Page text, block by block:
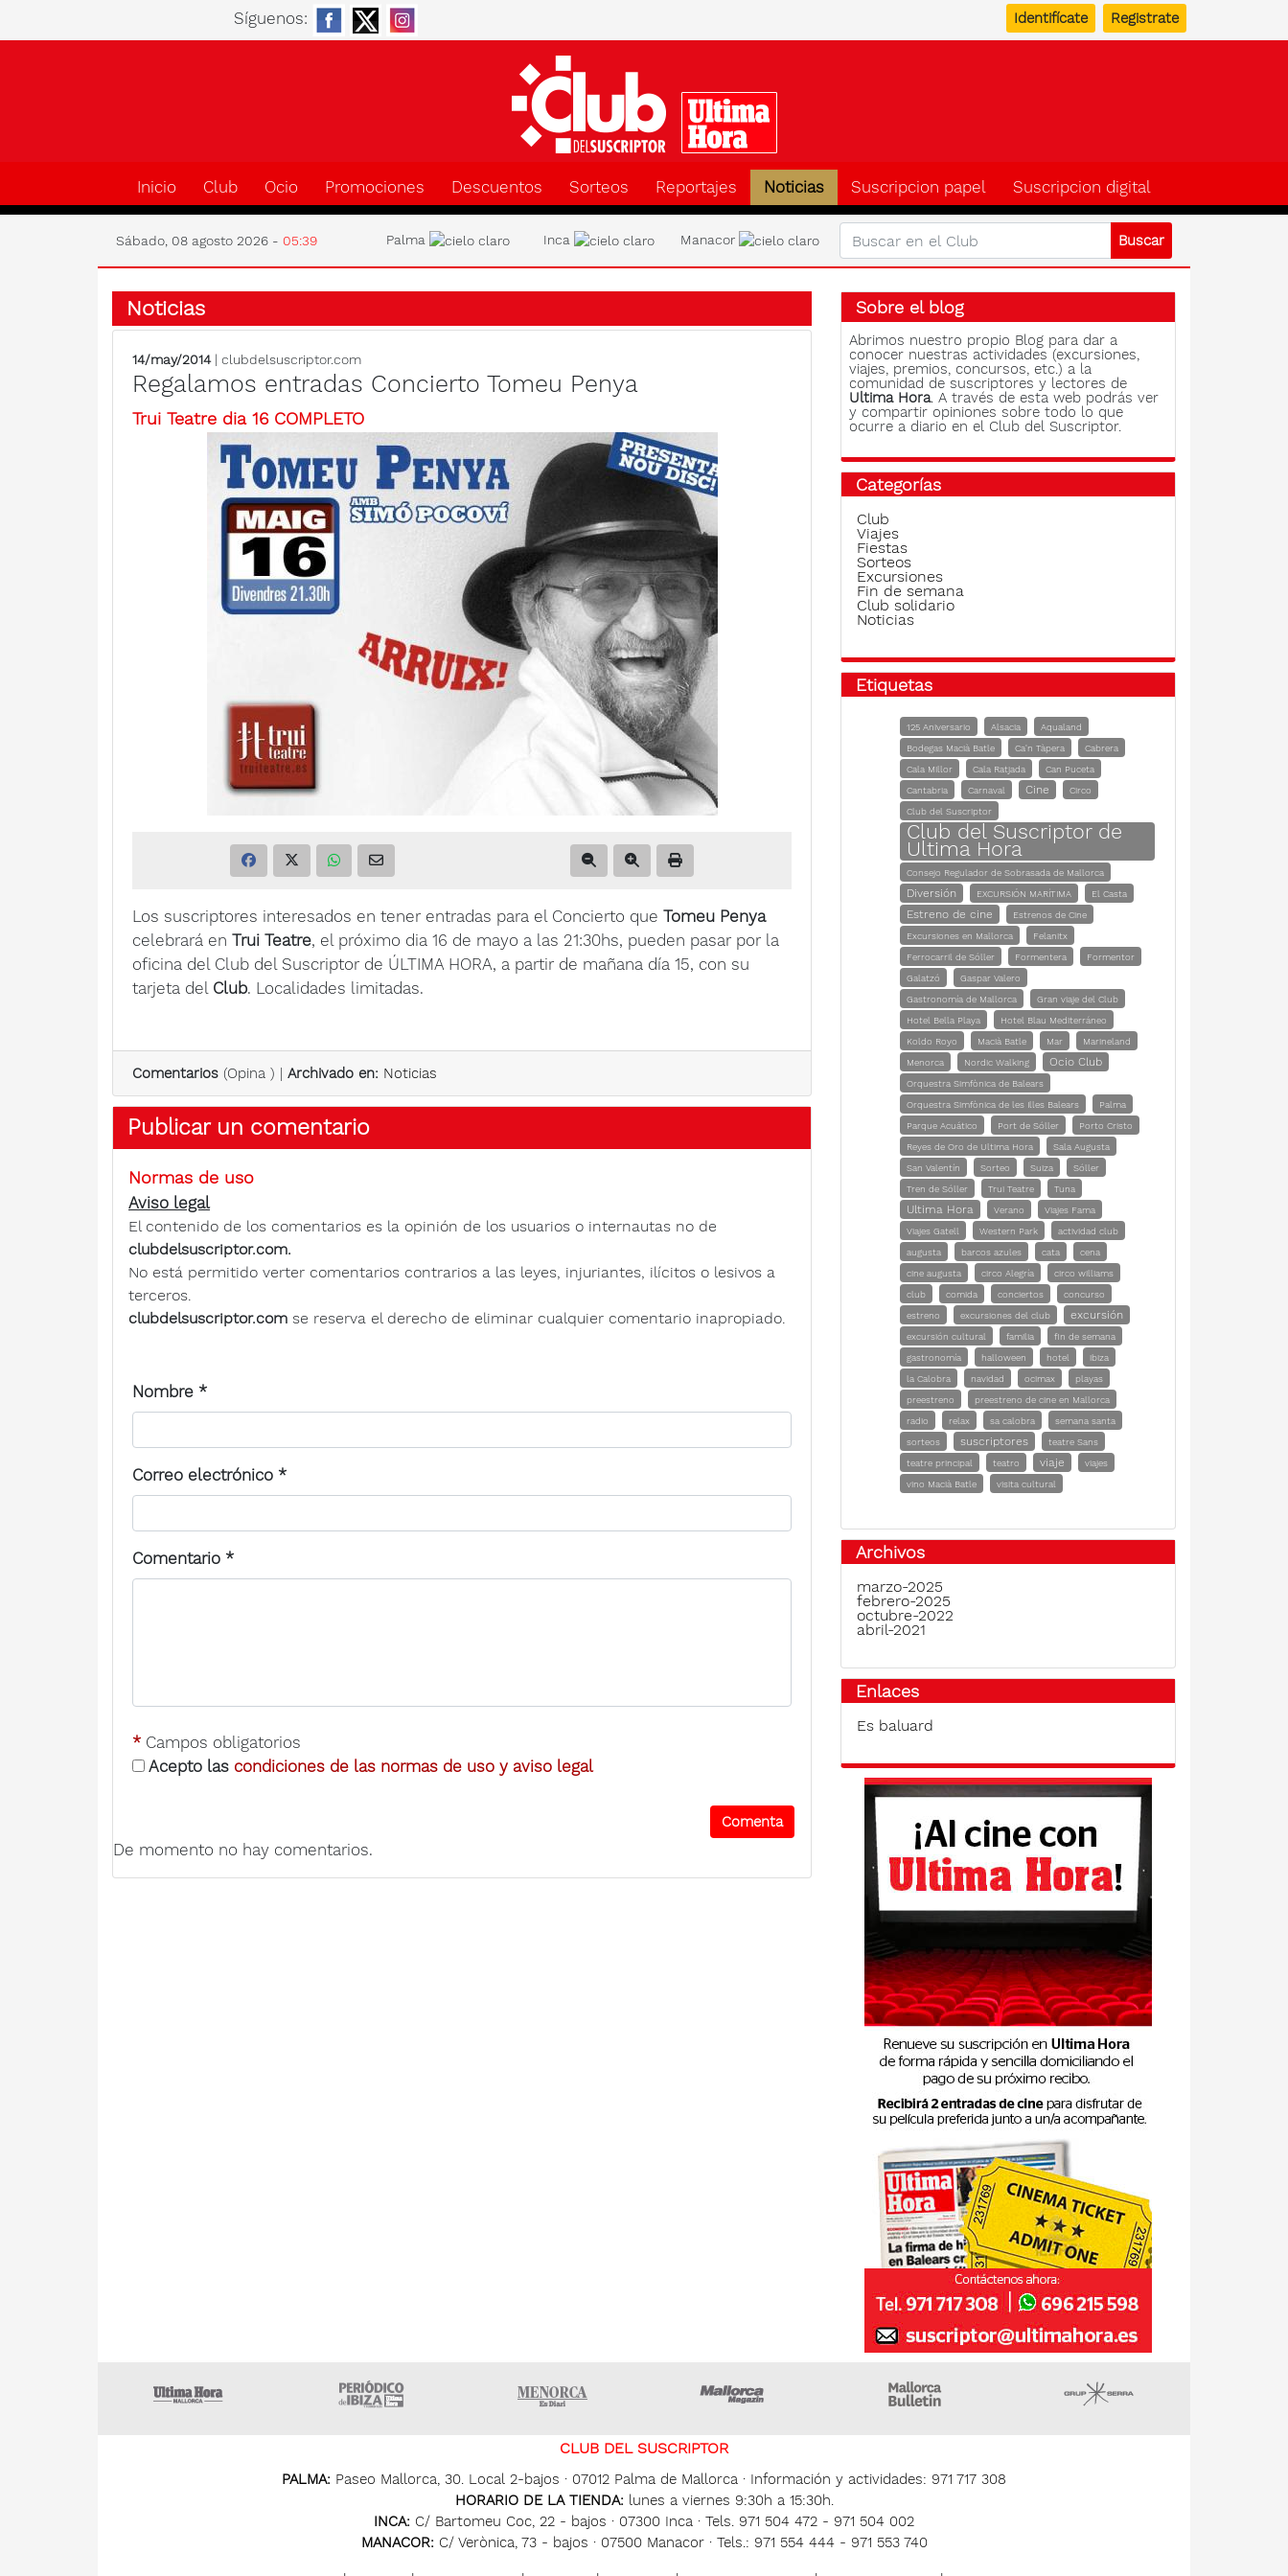
Síguenos: Identifícate Registrate
Inicio Club Ocio Promociones Descuentos Sorteos Reportajes Noticias Suscripcion papel Suscripcion digital
Sábado, 08 agosto 2026 - 05:39 Palma Inca Manacor
Noticias
14/may/2014| clubdelsuscriptor.com
Regalamos entradas Concierto Tomeu Penya
Trui Teatre dia 16 COMPLETO
Los suscriptores interesados en tener entradas para el Concierto que Tomeu Penya
celebrará en Trui Teatre, el próximo dia 16 de mayo a las 21:30hs, pueden pasar por la
oficina del Club del Suscriptor de ÚLTIMA HORA, a partir de mañana día 15, con su
tarjeta del Club. Localidades limitadas.
Comentarios (Opina ) | Archivado en: Noticias
Publicar un comentario
Normas de uso
Aviso legal
El contenido de los comentarios es la opinión de los usuarios o internautas no de
clubdelsuscriptor.com.
No está permitido verter comentarios contrarios a las leyes, injuriantes, ilícitos o lesivos a
terceros.
clubdelsuscriptor.com se reserva el derecho de eliminar cualquier comentario inapropiado.
Nombre *
Correo electrónico *
Comentario *
* Campos obligatorios
Acepto las condiciones de las normas de uso y aviso legal
De momento no hay comentarios.
Sobre el blog
Abrimos nuestro propio Blog para dar a
conocer nuestras actividades (excursiones,
viajes, premios, concursos, etc.) a la
comunidad de suscriptores y lectores de
Ultima Hora. A través de esta web podrás ver
y compartir opiniones sobre todo lo que
ocurre a diario en el Club del Suscriptor.
Categorías
Club
Viajes
Fiestas
Sorteos
Excursiones
Fin de semana
Club solidario
Noticias
Etiquetas
125 Aniversario Alsacia
Aqualand
Bodegas Macià Batle
Ca'n Tàpera
Cabrera
Cala Millor
Cala Ratjada
Can Puceta
Cantabria
Carnaval Cine
Circo
Club del Suscriptor
Club del Suscriptor de
Ultima Hora
Consejo Regulador de Sobrasada de Mallorca
Diversión EXCURSIÓN MARÍTIMA El Casta
Estreno de cine
Estrenos de Cine
Excursiones en Mallorca
Felanitx
Ferrocarril de Sóller
Formentera
Formentor
Galatzó
Gaspar Valero
Gastronomía de Mallorca
Gran viaje del Club
Hotel Bella Playa
Hotel Blau Mediterráneo
Koldo Royo
Macià Batle Mar
Marineland
Menorca
Nordic Walking Ocio Club
Orquestra Simfònica de Balears
Orquestra Simfònica de les Illes Balears
Palma
Parque Acuático
Port de Sóller
Porto Cristo
Reyes de Oro de Ultima Hora
Sala Augusta
San Valentín
Sorteo Suiza
Sóller
Tren de Sóller
Trui Teatre Tuna
Ultima Hora Verano
Viajes Fama
Viajes Gatell
Western Park
actividad club
augusta
barcos azules cata
cena
cine augusta
circo Alegría
circo williams
club
comida conciertos
concurso
estreno
excursiones del club excursión
excursión cultural familia
fin de semana
gastronomía
halloween hotel
ibiza
la Calobra
navidad ocimax
playas
preestreno
preestreno de cine en Mallorca
radio
relax sa calobra
semana santa
sorteos
suscriptores
teatre Sans
teatre principal
teatro viaje
viajes
vino Macià Batle
visita cultural
Archivos
marzo-2025
febrero-2025
octubre-2022
abril-2021
Enlaces
Es baluard
Menorca • Es Diari Majorca Daily Bulletin
CLUB DEL SUSCRIPTOR
PALMA: Paseo Mallorca, 30. Local 2-bajos · 07012 Palma de Mallorca · Información y actividades: 971 717 308
HORARIO DE LA TIENDA: lunes a viernes 9:30h a 15:30h.
INCA: C/ Bartomeu Coc, 22 - bajos · 07300 Inca · Tels. 971 504 472 - 971 504 002
MANACOR: C/ Verònica, 73 - bajos · 07500 Manacor · Tels.: 971 554 444 - 971 553 740